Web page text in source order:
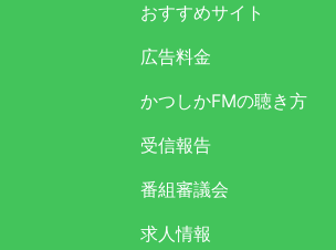
おすすめサイト
広告料金
かつしかFMの聴き方
受信報告
番組審議会
求人情報